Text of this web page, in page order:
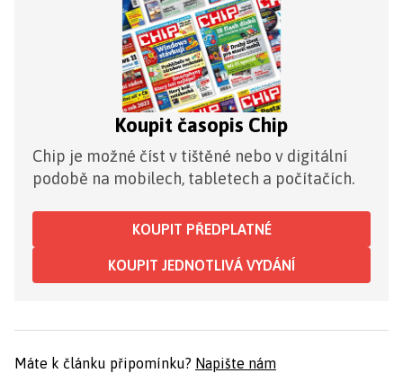
Koupit časopis Chip
Chip je možné číst v tištěné nebo v digitální
podobě na mobilech, tabletech a počítačích.
KOUPIT PŘEDPLATNÉ
KOUPIT JEDNOTLIVÁ VYDÁNÍ
Máte k článku připomínku? Napište nám